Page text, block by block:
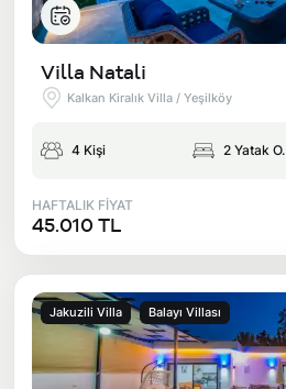
Villa Natali
Kalkan Kiralık Villa / Yeşilköy
4 Kişi 2 Yatak O.
HAFTALIK FİYAT
45.010 TL
Jakuzili Villa Balayı Villası